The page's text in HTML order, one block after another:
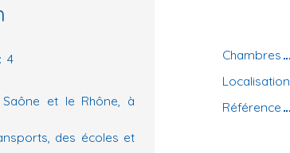
4
et le Rhône, à
des écoles et
Chambres
Localisation
Référence